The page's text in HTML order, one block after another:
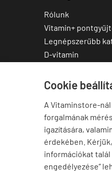
Cookie
A Vitaminstore-
forgalmának
igazítására,
érdekében.
információkat talál
engedélyezése”
Rólunk
Vitamin+
Legnépszerűbb
D-vitamin
Multivitamin
Cink
Omega-3
Ashwagandha
Elállás a